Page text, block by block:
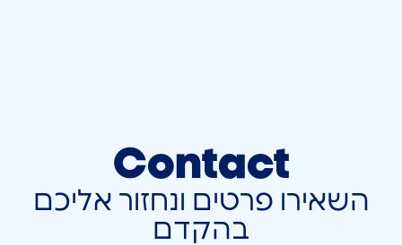
Contact
השאירו פרטים ונחזור אליכם
בהקדם